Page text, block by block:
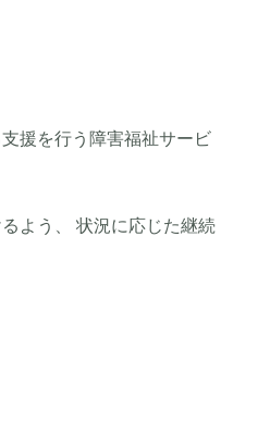
援を行う障害福祉サービ
よう、 状況に応じた継続